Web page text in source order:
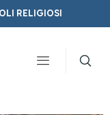
RELIGIOSI